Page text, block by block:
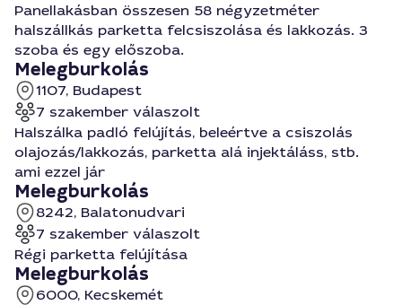
Panellakásban összesen 58 négyzetméter
halszállkás parketta felcsiszolása és lakkozás. 3
szoba és egy előszoba.
Melegburkolás
1107, Budapest
7 szakember válaszolt
Halszálka padló felújítás, beleértve a csiszolás
olajozás/lakkozás, parketta alá injektáláss, stb.
ami ezzel jár
Melegburkolás
8242, Balatonudvari
7 szakember válaszolt
Régi parketta felújítása
Melegburkolás
6000, Kecskemét